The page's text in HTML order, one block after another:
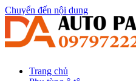
Chuyển đến nội dung
Trang chủ